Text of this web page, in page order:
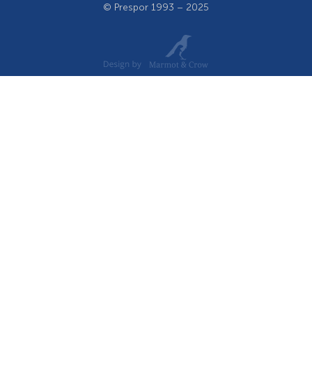
© Prespor 1993 – 2025